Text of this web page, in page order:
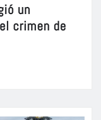
un
crimen de